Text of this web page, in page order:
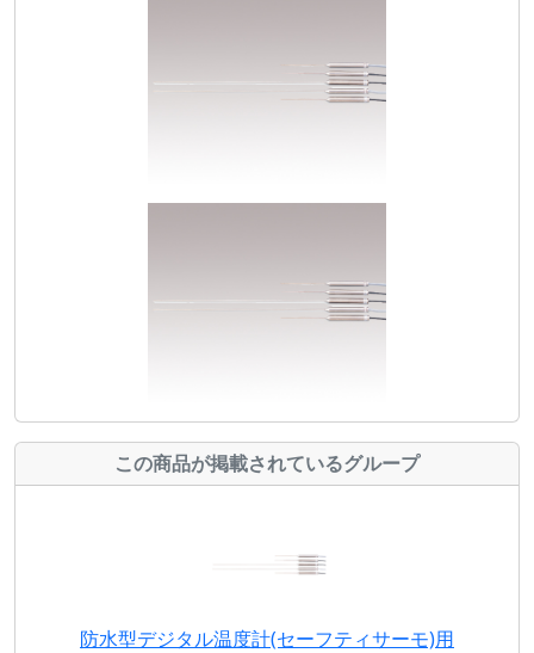
この商品が掲載されているグループ
防水型デジタル温度計(セーフティサーモ)用